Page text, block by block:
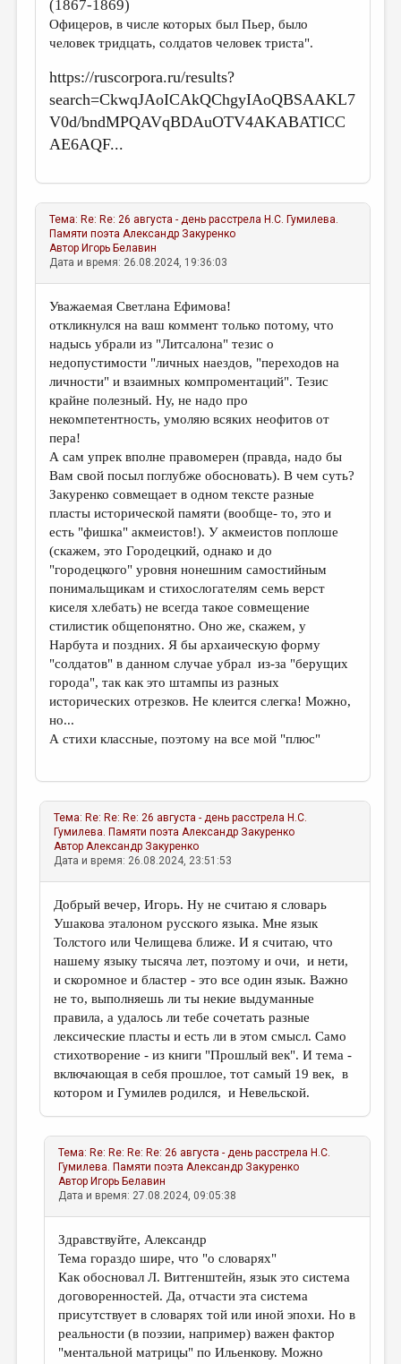
(1867-1869)
Офицеров, в числе которых был Пьер, было
человек тридцать, солдатов человек триста".
https://ruscorpora.ru/results?
search=CkwqJAoICAkQChgyIAoQBSAAKL7
V0d/bndMPQAVqBDAuOTV4AKABATICC
AE6AQF...
Тема: Re: Re: 26 августа - день расстрела Н.С. Гумилева.
Памяти поэта Александр Закуренко
Автор Игорь Белавин
Дата и время: 26.08.2024, 19:36:03
Уважаемая Светлана Ефимова!
откликнулся на ваш коммент только потому, что
надысь убрали из "Литсалона" тезис о
недопустимости "личных наездов, "переходов на
личности" и взаимных компроментаций". Тезис
крайне полезный. Ну, не надо про
некомпетентность, умоляю всяких неофитов от
пера!
А сам упрек вполне правомерен (правда, надо бы
Вам свой посыл поглубже обосновать). В чем суть?
Закуренко совмещает в одном тексте разные
пласты исторической памяти (вообще- то, это и
есть "фишка" акмеистов!). У акмеистов поплоше
(скажем, это Городецкий, однако и до
"городецкого" уровня нонешним самостийным
понимальщикам и стихослогателям семь верст
киселя хлебать) не всегда такое совмещение
стилистик общепонятно. Оно же, скажем, у
Нарбута и поздних. Я бы архаическую форму
"солдатов" в данном случае убрал из-за "берущих
города", так как это штампы из разных
исторических отрезков. Не клеится слегка! Можно,
но...
А стихи классные, поэтому на все мой "плюс"
Тема: Re: Re: Re: 26 августа - день расстрела Н.С.
Гумилева. Памяти поэта Александр Закуренко
АвторАлександр Закуренко
Дата и время: 26.08.2024, 23:51:53
Добрый вечер, Игорь. Ну не считаю я словарь
Ушакова эталоном русского языка. Мне язык
Толстого или Челищева ближе. И я считаю, что
нашему языку тысяча лет, поэтому и очи, и нети,
и скоромное и бластер - это все один язык. Важно
не то, выполняешь ли ты некие выдуманные
правила, а удалось ли тебе сочетать разные
лексические пласты и есть ли в этом смысл. Само
стихотворение - из книги "Прошлый век". И тема -
включающая в себя прошлое, тот самый 19 век, в
котором и Гумилев родился, и Невельской.
Тема: Re: Re: Re: Re: 26 августа - день расстрела Н.С.
Гумилева. Памяти поэта Александр Закуренко
Автор Игорь Белавин
Дата и время: 27.08.2024, 09:05:38
Здравствуйте, Александр
Тема гораздо шире, что "о словарях"
Как обосновал Л. Витгенштейн, язык это система
договоренностей. Да, отчасти эта система
присутствует в словарях той или иной эпохи. Но в
реальности (в поэзии, например) важен фактор
"ментальной матрицы" по Ильенкову. Можно